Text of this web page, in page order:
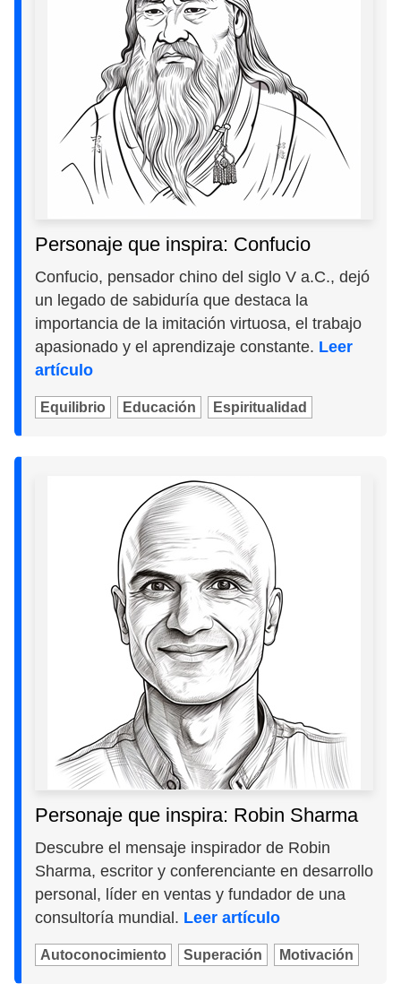
Personaje que inspira: Confucio
Confucio, pensador chino del siglo V a.C., dejó
un legado de sabiduría que destaca la
importancia de la imitación virtuosa, el trabajo
apasionado y el aprendizaje constante. Leer
artículo
Equilibrio Educación Espiritualidad
Personaje que inspira: Robin Sharma
Descubre el mensaje inspirador de Robin
Sharma, escritor y conferenciante en desarrollo
personal, líder en ventas y fundador de una
consultoría mundial. Leer artículo
Autoconocimiento Superación Motivación